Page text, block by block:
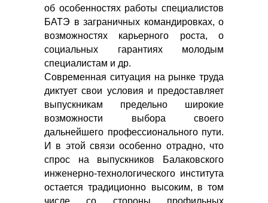
об особенностях работы специалистов
БАТЭ в заграничных командировках, о
возможностях карьерного роста, о
социальных гарантиях молодым
специалистам и др.
Современная ситуация на рынке труда
диктует свои условия и предоставляет
выпускникам предельно широкие
возможности выбора своего
дальнейшего профессионального пути.
И в этой связи особенно отрадно, что
спрос на выпускников Балаковского
инженерно-технологического института
остается традиционно высоким, в том
числе со стороны профильных